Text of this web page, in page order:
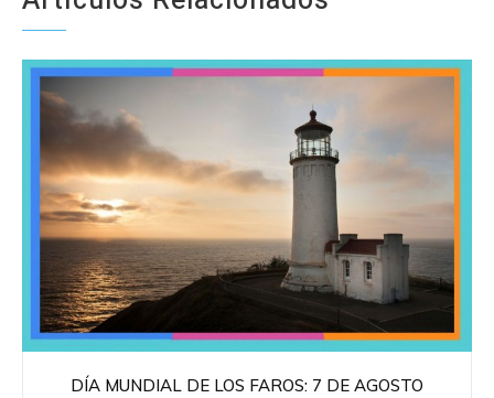
DÍA MUNDIAL DE LOS FAROS: 7 DE AGOSTO